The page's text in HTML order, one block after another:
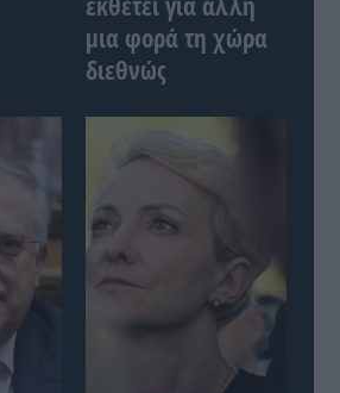
μια φορά τη χώρα
διεθνώς